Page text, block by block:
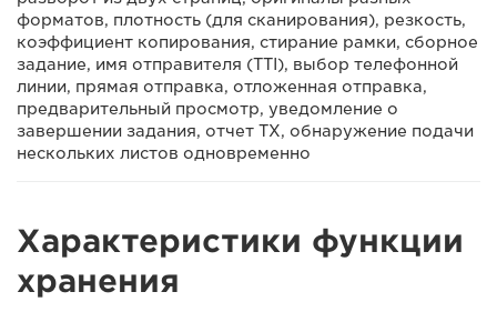
форматов, плотность (для сканирования), резкость,
коэффициент копирования, стирание рамки, сборное
задание, имя отправителя (TTI), выбор телефонной
линии, прямая отправка, отложенная отправка,
предварительный просмотр, уведомление о
завершении задания, отчет TX, обнаружение подачи
нескольких листов одновременно
Характеристики функции
хранения